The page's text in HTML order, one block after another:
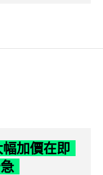
加價在即